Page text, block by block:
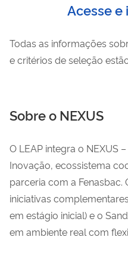
Acesse e
Todas as informações
e critérios de seleção
Sobre o NEXUS
O LEAP integra o NEXUS
Inovação, ecossistema
parceria com a Fenasbac.
iniciativas
em estágio inicial) e o
em ambiente real com